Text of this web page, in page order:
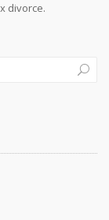
divorce.